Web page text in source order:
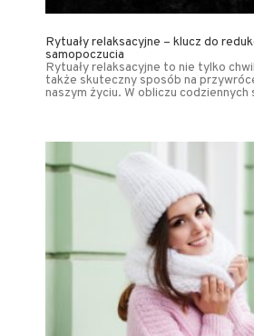
Rytuały relaksacyjne – klucz do
samopoczucia
Rytuały relaksacyjne to nie tylko
także skuteczny sposób na
naszym życiu. W obliczu